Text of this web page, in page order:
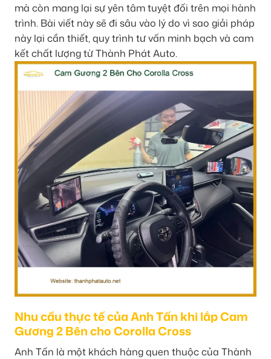
mà còn mang lại sự yên tâm tuyệt đối trên mọi hành
trình. Bài viết này sẽ đi sâu vào lý do vì sao giải pháp
này lại cần thiết, quy trình tư vấn minh bạch và cam
kết chất lượng từ Thành Phát Auto.
Nhu cầu thực tế của Anh Tấn khi lắp Cam
Gương 2 Bên cho Corolla Cross
Anh Tấn là một khách hàng quen thuộc của Thành